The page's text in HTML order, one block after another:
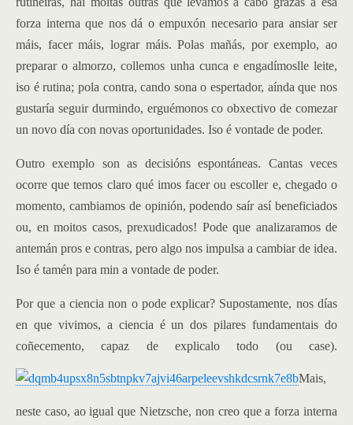
forza interna que nos dá o empuxón necesario para ansiar ser
máis, facer máis, lograr máis.Polas mañás, por exemplo, ao
preparar o almorzo, collemos unha cunca e engadímoslle leite,
iso é rutina; pola contra, cando sona o espertador, aínda que nos
gustaría seguir durmindo, erguémonos co obxectivo de comezar
un novo día con novas oportunidades. Iso é vontade de poder.
Outro exemplo son as decisións espontáneas. Cantas veces
ocorre que temos claro qué imos facer ou escoller e, chegado o
momento, cambiamos de opinión, podendo saír así beneficiados
ou, en moitos casos, prexudicados! Pode que analizaramos de
antemán pros e contras, pero algo nos impulsa a cambiar de idea.
Iso é tamén para min a vontade de poder.
Por que a ciencia non o pode explicar? Supostamente, nos días
en que vivimos, a ciencia é un dos pilares fundamentais do
coñecemento, capaz de explicalo todo (ou case).
Mais,
neste caso, ao igual que Nietzsche, non creo que a forza interna